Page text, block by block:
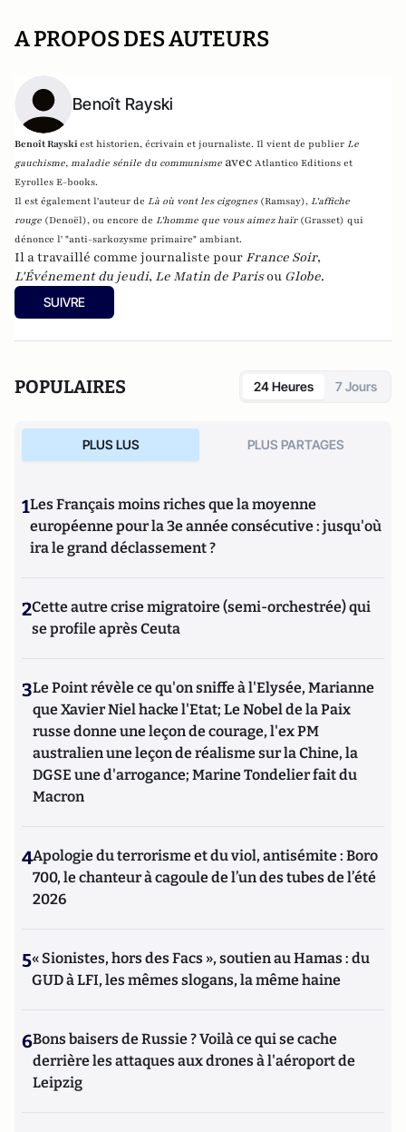
A PROPOS DES AUTEURS
Benoît Rayski
Benoît Rayskiest historien, écrivain et journaliste. Il vient de publier Le
gauchisme, maladie sénile du communisme avec Atlantico Editions et
Eyrolles E-books.
Il est également l'auteur de Là où vont les cigognes (Ramsay), L'affiche
rouge (Denoël), ou encore de L'homme que vous aimez haïr (Grasset) qui
dénonce l' "anti-sarkozysme primaire" ambiant.
Il a travaillé comme journaliste pour France Soir,
L'Événement du jeudi, Le Matin de Parisou Globe.
SUIVRE
POPULAIRES 24 Heures 7 Jours
PLUS LUS PLUS PARTAGES
1Les Français moins riches que la moyenne
européenne pour la 3e année consécutive : jusqu'où
ira le grand déclassement ?
2Cette autre crise migratoire (semi-orchestrée) qui
se profile après Ceuta
3Le Point révèle ce qu'on sniffe à l'Elysée, Marianne
que Xavier Niel hacke l'Etat; Le Nobel de la Paix
russe donne une leçon de courage, l'ex PM
australien une leçon de réalisme sur la Chine, la
DGSE une d'arrogance; Marine Tondelier fait du
Macron
4Apologie du terrorisme et du viol, antisémite : Boro
700, le chanteur à cagoule de l’un des tubes de l’été
2026
5« Sionistes, hors des Facs », soutien au Hamas : du
GUD à LFI, les mêmes slogans, la même haine
6Bons baisers de Russie ? Voilà ce qui se cache
derrière les attaques aux drones à l'aéroport de
Leipzig